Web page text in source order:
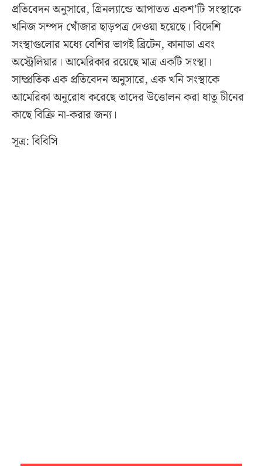
প্রতিবেদন অনুসারে, গ্রিনল্যান্ডে আপাতত একশ’টি সংস্থাকে
খনিজ সম্পদ খোঁজার ছাড়পত্র দেওয়া হয়েছে। বিদেশি
সংস্থাগুলোর মধ্যে বেশির ভাগই ব্রিটেন, কানাডা এবং
অস্ট্রেলিয়ার। আমেরিকার রয়েছে মাত্র একটি সংস্থা।
সাম্প্রতিক এক প্রতিবেদন অনুসারে, এক খনি সংস্থাকে
আমেরিকা অনুরোধ করেছে তাদের উত্তোলন করা ধাতু চীনের
কাছে বিক্রি না-করার জন্য।
সূত্র:বিবিসি